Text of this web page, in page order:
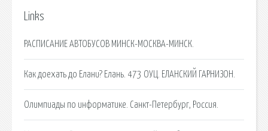
Links
РАСПИСАНИЕ АВТОБУСОВ МИНСК-МОСКВА-МИНСК.
Как доехать до Елани? Елань. 473 ОУЦ. ЕЛАНСКИЙ ГАРНИЗОН.
Олимпиады по информатике. Санкт-Петербург, Россия.